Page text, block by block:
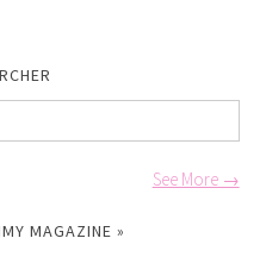
See More →
MAGAZINE »